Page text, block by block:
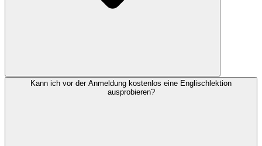
Kann ich vor der Anmeldung kostenlos eine Englischlektion
ausprobieren?